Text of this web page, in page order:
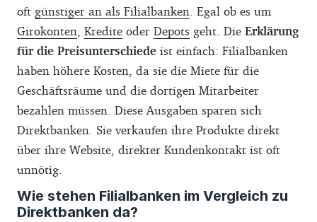
oft günstiger an als Filialbanken . Egal ob es um
Girokonten Kredite oder Depots geht. Die Erklärung
für die Preisunterschiede ist einfach: Filialbanken
haben höhere Kosten, da sie die Miete für die
Geschäftsräume und die dortigen Mitarbeiter
bezahlen müssen. Diese Ausgaben sparen sich
Direktbanken. Sie verkaufen ihre Produkte direkt
über ihre Website, direkter Kundenkontakt ist oft
unnötig.
Wie stehen Filialbanken im Vergleich zu
Direktbanken da?